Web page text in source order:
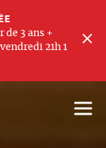
3 ans +
21h 1